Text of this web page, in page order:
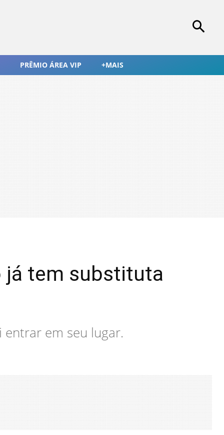
PRÊMIO ÁREA VIP +MAIS
já tem substituta
entrar em seu lugar.